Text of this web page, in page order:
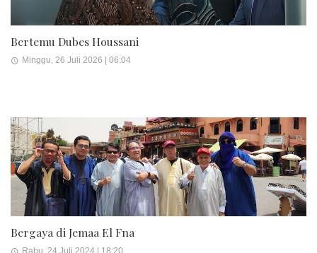
Bertemu Dubes Houssani
Minggu, 26 Juli 2026 | 06:04
Bergaya di Jemaa El Fna